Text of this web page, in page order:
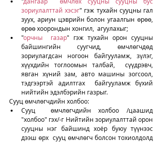
зориулалттай хэсэг" гэж тухайн сууцны гал
зуух, ариун цэврийн болон угаалгын өрөө,
өрөө хоорондын хонгил,  агуулахыг;
"орчны  газар" гэж тухайн орон сууцны
байшингийн суугчид, өмчлөгчдөд
зориулагдсан ногоон байгууламж, зүлэг,
хүүхдийн тоглоомын талбай,  сүүдрэвч,
явган хүний зам, авто машины зогсоол,
тэдгээртэй адилтгах  байгууламж бүхий
нийтийн эдэлбэрийн газрыг.
Сууц өмчлөгчдийн холбоо:
Сууц  өмчлөгчдийн холбоо /цаашид
"холбоо" гэх/-г Нийтийн зориулалттай орон
сууцны нэг байшинд хоёр буюу түүнээс
дээш өрх  сууц өмчлөгч болсон тохиолдолд